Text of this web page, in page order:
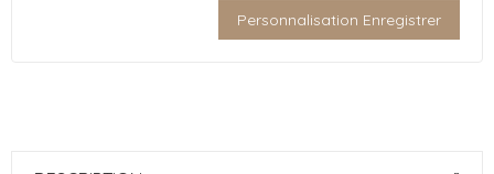
Personnalisation Enregistrer